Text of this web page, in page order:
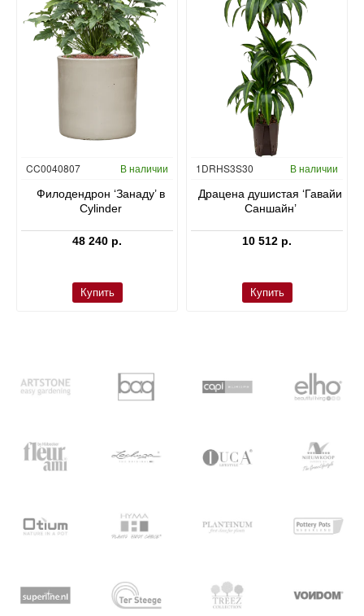
CC0040807 В наличии
Филодендрон ‘Занаду’ в
Cylinder
48 240 р.
Купить
Гидропоника
1DRHS3S30 В наличии
Драцена душистая ‘Гавайи
Саншайн’
10 512 р.
Купить